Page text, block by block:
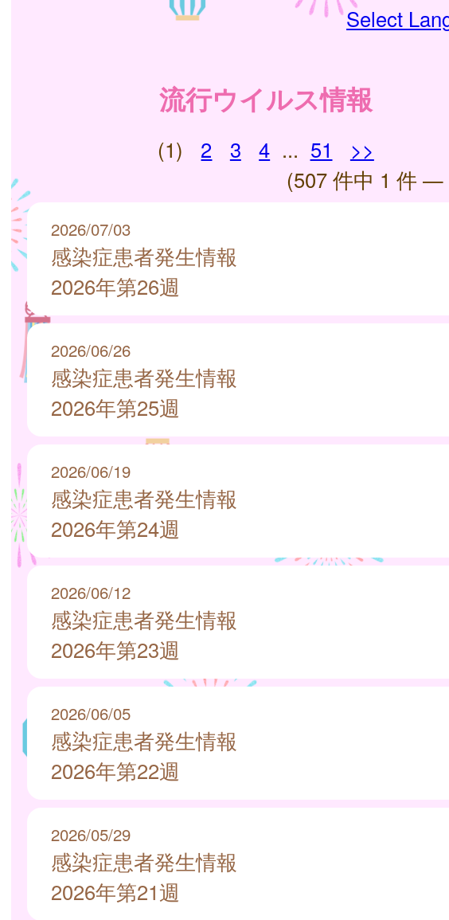
Select
流行ウイルス情報
(1) 2 3 4 ... 51
>>
(507 件中 1 件 —
2026/07/03
感染症患者発生情報
2026年第26週
2026/06/26
感染症患者発生情報
2026年第25週
2026/06/19
感染症患者発生情報
2026年第24週
2026/06/12
感染症患者発生情報
2026年第23週
2026/06/05
感染症患者発生情報
2026年第22週
2026/05/29
感染症患者発生情報
2026年第21週